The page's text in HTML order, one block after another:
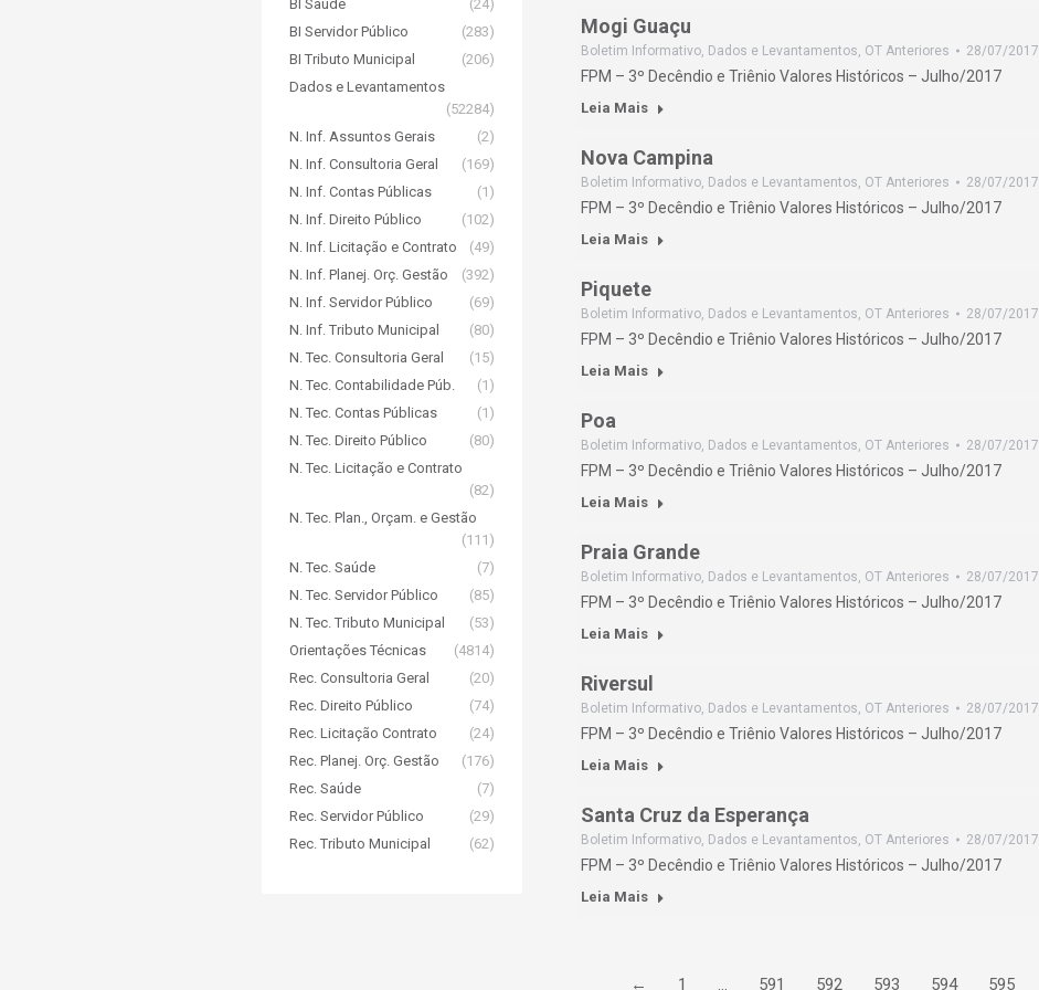
Mogi Guaçu
Boletim Informativo, Dados e Levantamentos, OT Anteriores 28/07/2017
FPM – 3º Decêndio e Triênio Valores Históricos – Julho/2017
Leia Mais
Nova Campina
Boletim Informativo, Dados e Levantamentos, OT Anteriores 28/07/2017
FPM – 3º Decêndio e Triênio Valores Históricos – Julho/2017
Leia Mais
Piquete
Boletim Informativo, Dados e Levantamentos, OT Anteriores 28/07/2017
FPM – 3º Decêndio e Triênio Valores Históricos – Julho/2017
Leia Mais
Poa
Boletim Informativo, Dados e Levantamentos, OT Anteriores 28/07/2017
FPM – 3º Decêndio e Triênio Valores Históricos – Julho/2017
Leia Mais
Praia Grande
Boletim Informativo, Dados e Levantamentos, OT Anteriores 28/07/2017
FPM – 3º Decêndio e Triênio Valores Históricos – Julho/2017
Leia Mais
Riversul
Boletim Informativo, Dados e Levantamentos, OT Anteriores 28/07/2017
FPM – 3º Decêndio e Triênio Valores Históricos – Julho/2017
Leia Mais
Santa Cruz da Esperança
Boletim Informativo, Dados e Levantamentos, OT Anteriores 28/07/2017
FPM – 3º Decêndio e Triênio Valores Históricos – Julho/2017
Leia Mais
← 1 … 591 592 593 594 595
BI Saúde
(24)
BI Servidor Público
(283)
BI Tributo Municipal
(206)
Dados e Levantamentos
(52284)
N. Inf. Assuntos Gerais
(2)
N. Inf. Consultoria Geral
(169)
N. Inf. Contas Públicas
(1)
N. Inf. Direito Público
(102)
N. Inf. Licitação e Contrato
(49)
N. Inf. Planej. Orç. Gestão
(392)
N. Inf. Servidor Público
(69)
N. Inf. Tributo Municipal
(80)
N. Tec. Consultoria Geral
(15)
N. Tec. Contabilidade Púb.
(1)
N. Tec. Contas Públicas
(1)
N. Tec. Direito Público
(80)
N. Tec. Licitação e Contrato
(82)
N. Tec. Plan., Orçam. e Gestão
(111)
N. Tec. Saúde
(7)
N. Tec. Servidor Público
(85)
N. Tec. Tributo Municipal
(53)
Orientações Técnicas
(4814)
Rec. Consultoria Geral
(20)
Rec. Direito Público
(74)
Rec. Licitação Contrato
(24)
Rec. Planej. Orç. Gestão
(176)
Rec. Saúde
(7)
Rec. Servidor Público
(29)
Rec. Tributo Municipal
(62)